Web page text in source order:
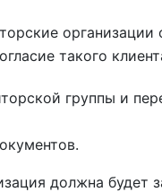
организации
такого
группы и
должна будет